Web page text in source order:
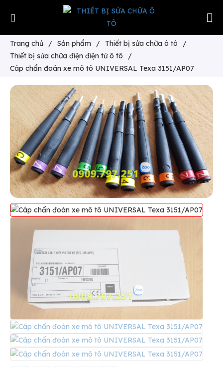
Trang chủ / Sản phẩm / Thiết bị sửa chữa ô tô
/
Thiết bị sửa chữa điện điện tử ô tô
/
Cáp chẩn đoán xe mô tô UNIVERSAL Texa 3151/AP07